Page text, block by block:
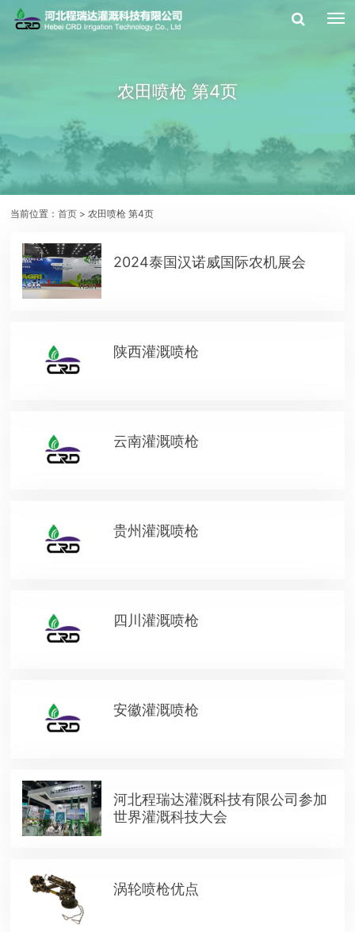
农田喷枪 第4页
当前位置：首页 > 农田喷枪 第4页
2024泰国汉诺威国际农机展会
陕西灌溉喷枪
云南灌溉喷枪
贵州灌溉喷枪
四川灌溉喷枪
安徽灌溉喷枪
河北程瑞达灌溉科技有限公司参加
世界灌溉科技大会
涡轮喷枪优点